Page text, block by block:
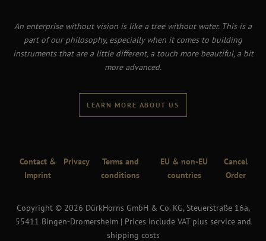
An enterprise without vision is like a tree without water. This is a
part of our philosophy, especially when it comes to building
instruments that are a little different, a touch more beautiful, a bit
more advanced.
LEARN MORE ABOUT US
Contact &
Imprint
Privacy
Terms and
conditions
EU & non-EU
countries
Cancel
Order
Copyright © 2026 DürkHorns GmbH & Co. KG, Steuerstraße 16a,
55411 Bingen-Dromersheim | Prices include VAT plus service and
shipping costs